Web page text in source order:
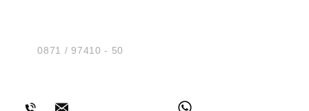
Tel.:0871 / 97410 - 50